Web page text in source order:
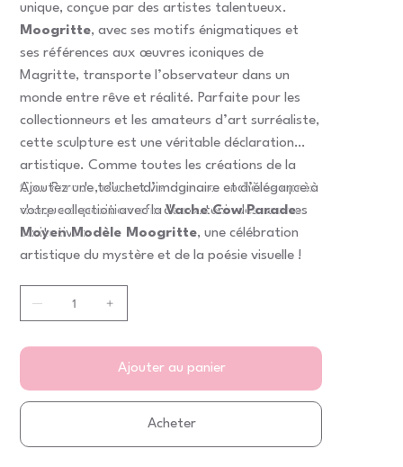
unique, conçue par des artistes talentueux.
Moogritte, avec ses motifs énigmatiques et
ses références aux œuvres iconiques de
Magritte, transporte l’observateur dans un
monde entre rêve et réalité. Parfaite pour les
collectionneurs et les amateurs d’art surréaliste,
cette sculpture est une véritable déclaration
artistique. Comme toutes les créations de la
Cow Parade, elle est vendue aux enchères après
chaque exposition afin de soutenir des œuvres
caritatives.
Ajoutez une touche d’imaginaire et d’élégance à
votre collection avec laVache Cow Parade
Moyen Modèle Moogritte, une célébration
artistique du mystère et de la poésie visuelle !
Ajouter au panier
Acheter